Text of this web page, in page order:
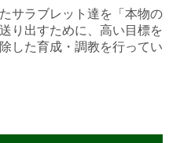
サラブレット達を「本物の
り出すために、高い目標を
した育成・調教を行ってい